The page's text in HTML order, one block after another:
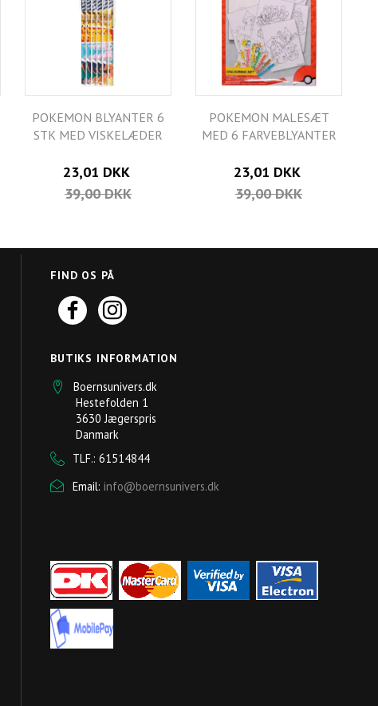
POKEMON BLYANTER 6
STK MED VISKELÆDER
23,01 DKK
39,00 DKK
POKEMON MALESÆT
MED 6 FARVEBLYANTER
23,01 DKK
39,00 DKK
FIND OS PÅ
BUTIKS INFORMATION
Boernsunivers.dk
Hestefolden 1
3630 Jægerspris
Danmark
TLF.: 61514844
Email: info@boernsunivers.dk